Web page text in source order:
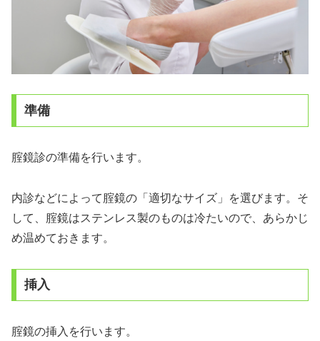
準備
腟鏡診の準備を行います。
内診などによって腟鏡の「適切なサイズ」を選びます。そ
して、腟鏡はステンレス製のものは冷たいので、あらかじ
め温めておきます。
挿入
腟鏡の挿入を行います。